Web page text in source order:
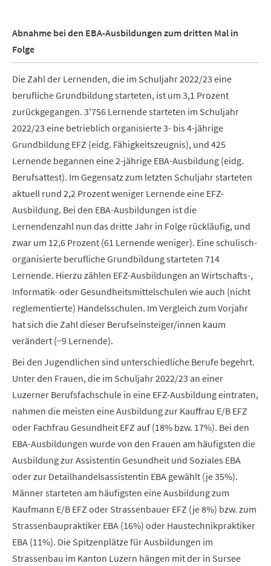
Abnahme bei den EBA-Ausbildungen zum dritten Mal in
Folge
Die Zahl der Lernenden, die im Schuljahr 2022/23 eine
berufliche Grundbildung starteten, ist um 3,1 Prozent
zurückgegangen. 3'756 Lernende starteten im Schuljahr
2022/23 eine betrieblich organisierte 3- bis 4-jährige
Grundbildung EFZ (eidg. Fähigkeitszeugnis), und 425
Lernende begannen eine 2-jährige EBA-Ausbildung (eidg.
Berufsattest). Im Gegensatz zum letzten Schuljahr starteten
aktuell rund 2,2 Prozent weniger Lernende eine EFZ-
Ausbildung. Bei den EBA-Ausbildungen ist die
Lernendenzahl nun das dritte Jahr in Folge rückläufig, und
zwar um 12,6 Prozent (61 Lernende weniger). Eine schulisch-
organisierte berufliche Grundbildung starteten 714
Lernende. Hierzu zählen EFZ-Ausbildungen an Wirtschafts-,
Informatik- oder Gesundheitsmittelschulen wie auch (nicht
reglementierte) Handelsschulen. Im Vergleich zum Vorjahr
hat sich die Zahl dieser Berufseinsteiger/innen kaum
verändert (−9 Lernende).
Bei den Jugendlichen sind unterschiedliche Berufe begehrt.
Unter den Frauen, die im Schuljahr 2022/23 an einer
Luzerner Berufsfachschule in eine EFZ-Ausbildung eintraten,
nahmen die meisten eine Ausbildung zur Kauffrau E/B EFZ
oder Fachfrau Gesundheit EFZ auf (18% bzw. 17%). Bei den
EBA-Ausbildungen wurde von den Frauen am häufigsten die
Ausbildung zur Assistentin Gesundheit und Soziales EBA
oder zur Detailhandelsassistentin EBA gewählt (je 35%).
Männer starteten am häufigsten eine Ausbildung zum
Kaufmann E/B EFZ oder Strassenbauer EFZ (je 8%) bzw. zum
Strassenbaupraktiker EBA (16%) oder Haustechnikpraktiker
EBA (11%). Die Spitzenplätze für Ausbildungen im
Strassenbau im Kanton Luzern hängen mit der in Sursee